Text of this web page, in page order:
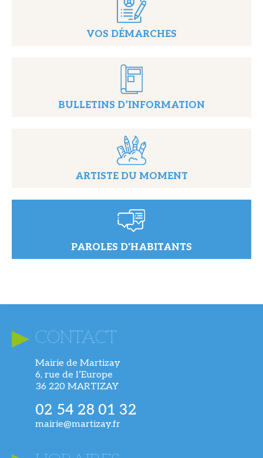
VOS DÉMARCHES
BULLETINS D’INFORMATION
ARTISTE DU MOMENT
PAROLES D'HABITANTS
CONTACT
Mairie de Martizay
6, rue de l’Europe
36 220 MARTIZAY
02 54 28 01 32
mairie@martizay.fr